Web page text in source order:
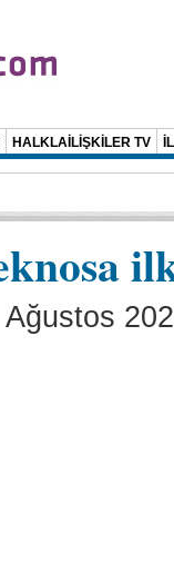
HALKLAİLİŞKİLER TV
Ağustos